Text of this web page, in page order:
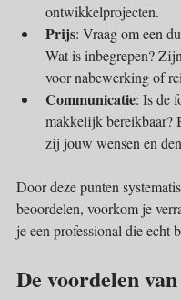
ontwikkelprojecten.
Prijs: Vraag om een
Wat is inbegrepen?
voor nabewerking of
Communicatie: Is de
makkelijk
zij jouw wensen en
Door deze punten
beoordelen, voorkom je
je een professional die echt
De voordelen van